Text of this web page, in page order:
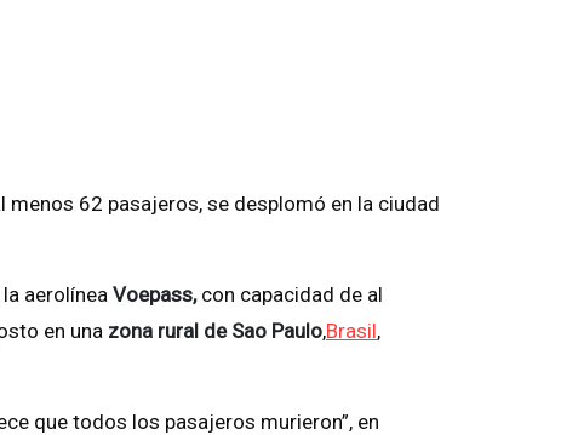
menos 62 pasajeros, se desplomó en la ciudad
aerolínea Voepass, con capacidad de al
en una zona rural de Sao Paulo,Brasil,
que todos los pasajeros murieron”, en